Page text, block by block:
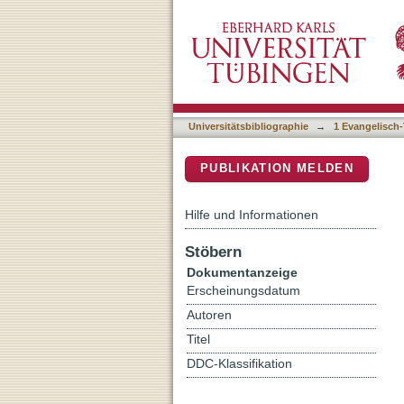
Universitätsbibliographie → 1
PUBLIKATION MELDEN
Hilfe und Informationen
Stöbern
Dokumentanzeige
Erscheinungsdatum
Autoren
Titel
DDC-Klassifikation